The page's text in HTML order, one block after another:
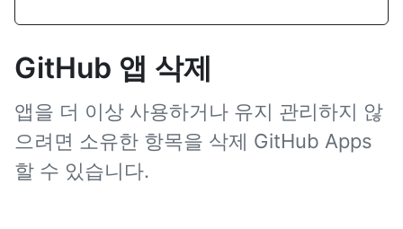
GitHub 앱 삭제
앱을 더 이상 사용하거나 유지 관리하지 않
으려면 소유한 항목을 삭제 GitHub Apps
할 수 있습니다.